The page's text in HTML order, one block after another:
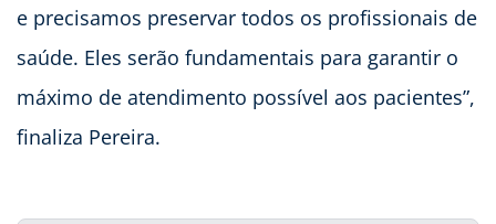
e precisamos preservar todos os profissionais de
saúde. Eles serão fundamentais para garantir o
máximo de atendimento possível aos pacientes”,
finaliza Pereira.